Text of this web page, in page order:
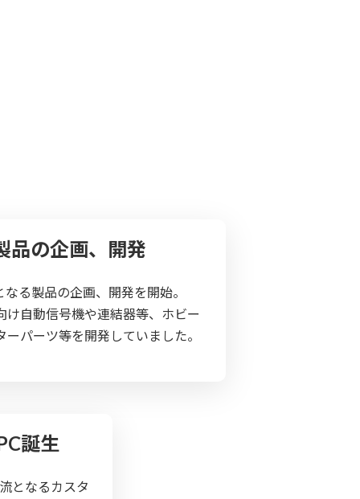
品の企画、開発
る製品の企画、開発を開始。
け自動信号機や連結器等、ホビー
パーツ等を開発していました。
誕生
となるカスタ